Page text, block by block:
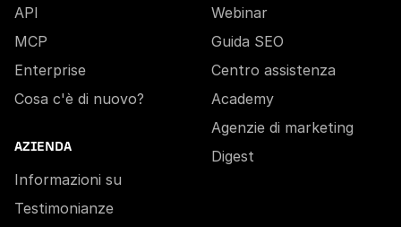
API
MCP
Enterprise
Cosa c'è di nuovo?
AZIENDA
Informazioni su
Testimonianze
Webinar
Guida SEO
Centro assistenza
Academy
Agenzie di marketing
Digest